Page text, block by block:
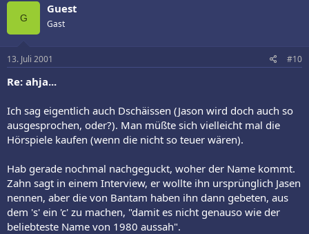
G
Guest
Gast
13. Juli 2001 #10
Re: ahja...
Ich sag eigentlich auch Dschäissen (Jason wird doch auch so
ausgesprochen, oder?). Man müßte sich vielleicht mal die
Hörspiele kaufen (wenn die nicht so teuer wären).
Hab gerade nochmal nachgeguckt, woher der Name kommt.
Zahn sagt in einem Interview, er wollte ihn ursprünglich Jasen
nennen, aber die von Bantam haben ihn dann gebeten, aus
dem 's' ein 'c' zu machen, "damit es nicht genauso wie der
beliebteste Name von 1980 aussah".